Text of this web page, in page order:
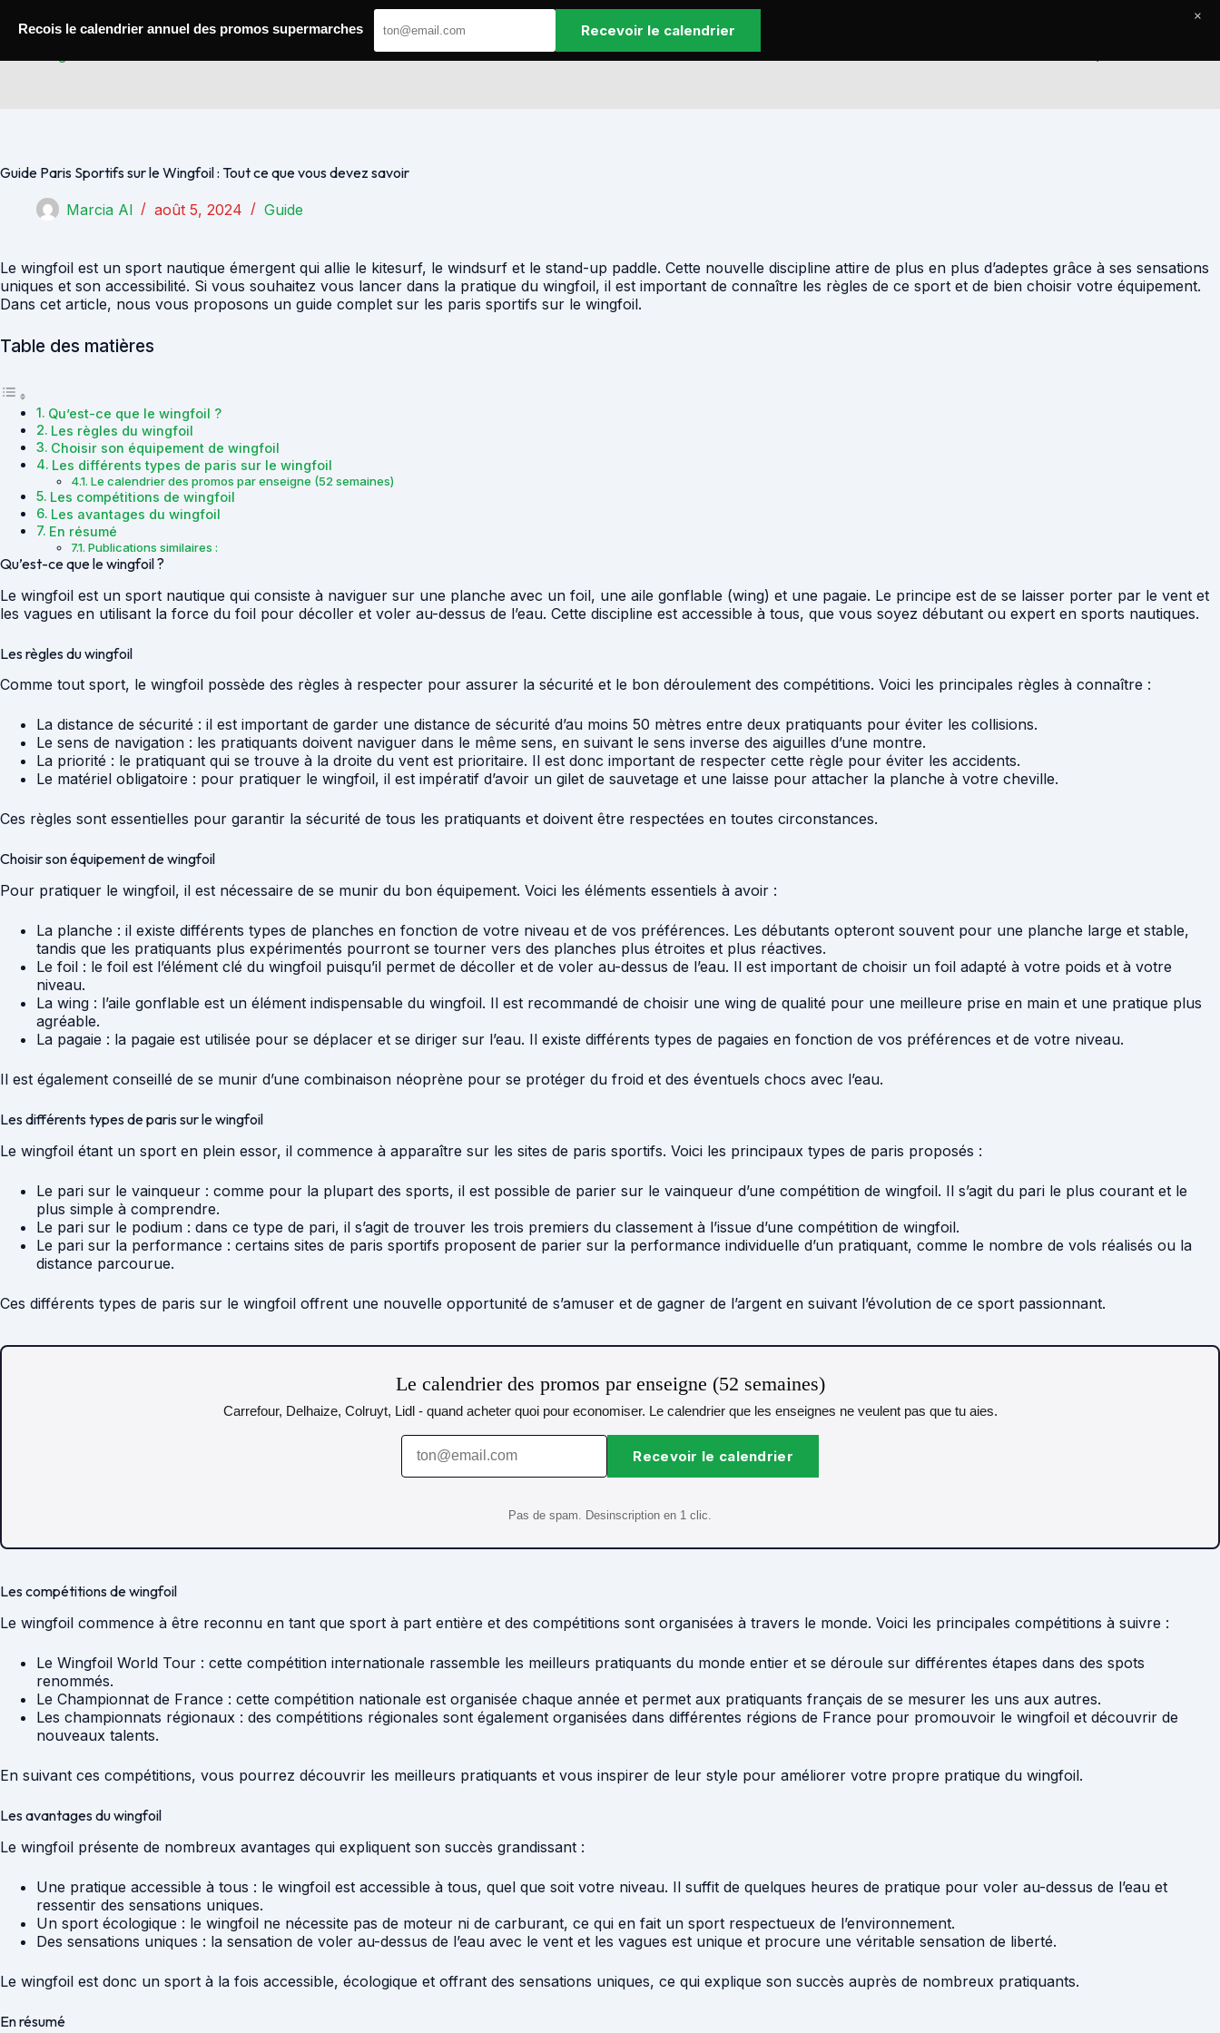
Guide Paris Sportifs sur le Wingfoil : Tout ce que vous devez savoir
Marcia Al août 5, 2024 Guide
Le wingfoil est un sport nautique émergent qui allie le kitesurf, le windsurf et le stand-up paddle. Cette nouvelle discipline attire de plus en plus d’adeptes grâce à ses sensations
uniques et son accessibilité. Si vous souhaitez vous lancer dans la pratique du wingfoil, il est important de connaître les règles de ce sport et de bien choisir votre équipement.
Dans cet article, nous vous proposons un guide complet sur les paris sportifs sur le wingfoil.
Table des matières
Qu’est-ce que le wingfoil ?
Les règles du wingfoil
Choisir son équipement de wingfoil
Les différents types de paris sur le wingfoil
Le calendrier des promos par enseigne (52 semaines)
Les compétitions de wingfoil
Les avantages du wingfoil
En résumé
Publications similaires :
Qu’est-ce que le wingfoil ?
Le wingfoil est un sport nautique qui consiste à naviguer sur une planche avec un foil, une aile gonflable (wing) et une pagaie. Le principe est de se laisser porter par le vent et
les vagues en utilisant la force du foil pour décoller et voler au-dessus de l’eau. Cette discipline est accessible à tous, que vous soyez débutant ou expert en sports nautiques.
Les règles du wingfoil
Comme tout sport, le wingfoil possède des règles à respecter pour assurer la sécurité et le bon déroulement des compétitions. Voici les principales règles à connaître :
La distance de sécurité : il est important de garder une distance de sécurité d’au moins 50 mètres entre deux pratiquants pour éviter les collisions.
Le sens de navigation : les pratiquants doivent naviguer dans le même sens, en suivant le sens inverse des aiguilles d’une montre.
La priorité : le pratiquant qui se trouve à la droite du vent est prioritaire. Il est donc important de respecter cette règle pour éviter les accidents.
Le matériel obligatoire : pour pratiquer le wingfoil, il est impératif d’avoir un gilet de sauvetage et une laisse pour attacher la planche à votre cheville.
Ces règles sont essentielles pour garantir la sécurité de tous les pratiquants et doivent être respectées en toutes circonstances.
Choisir son équipement de wingfoil
Pour pratiquer le wingfoil, il est nécessaire de se munir du bon équipement. Voici les éléments essentiels à avoir :
La planche : il existe différents types de planches en fonction de votre niveau et de vos préférences. Les débutants opteront souvent pour une planche large et stable,
tandis que les pratiquants plus expérimentés pourront se tourner vers des planches plus étroites et plus réactives.
Le foil : le foil est l’élément clé du wingfoil puisqu’il permet de décoller et de voler au-dessus de l’eau. Il est important de choisir un foil adapté à votre poids et à votre
niveau.
La wing : l’aile gonflable est un élément indispensable du wingfoil. Il est recommandé de choisir une wing de qualité pour une meilleure prise en main et une pratique plus
agréable.
La pagaie : la pagaie est utilisée pour se déplacer et se diriger sur l’eau. Il existe différents types de pagaies en fonction de vos préférences et de votre niveau.
Il est également conseillé de se munir d’une combinaison néoprène pour se protéger du froid et des éventuels chocs avec l’eau.
Les différents types de paris sur le wingfoil
Le wingfoil étant un sport en plein essor, il commence à apparaître sur les sites de paris sportifs. Voici les principaux types de paris proposés :
Le pari sur le vainqueur : comme pour la plupart des sports, il est possible de parier sur le vainqueur d’une compétition de wingfoil. Il s’agit du pari le plus courant et le
plus simple à comprendre.
Le pari sur le podium : dans ce type de pari, il s’agit de trouver les trois premiers du classement à l’issue d’une compétition de wingfoil.
Le pari sur la performance : certains sites de paris sportifs proposent de parier sur la performance individuelle d’un pratiquant, comme le nombre de vols réalisés ou la
distance parcourue.
Ces différents types de paris sur le wingfoil offrent une nouvelle opportunité de s’amuser et de gagner de l’argent en suivant l’évolution de ce sport passionnant.
Le calendrier des promos par enseigne (52 semaines)
Carrefour, Delhaize, Colruyt, Lidl - quand acheter quoi pour economiser. Le calendrier que les enseignes ne veulent pas que tu aies.
Recevoir le calendrier
Pas de spam. Desinscription en 1 clic.
Les compétitions de wingfoil
Le wingfoil commence à être reconnu en tant que sport à part entière et des compétitions sont organisées à travers le monde. Voici les principales compétitions à suivre :
Le Wingfoil World Tour : cette compétition internationale rassemble les meilleurs pratiquants du monde entier et se déroule sur différentes étapes dans des spots
renommés.
Le Championnat de France : cette compétition nationale est organisée chaque année et permet aux pratiquants français de se mesurer les uns aux autres.
Les championnats régionaux : des compétitions régionales sont également organisées dans différentes régions de France pour promouvoir le wingfoil et découvrir de
nouveaux talents.
En suivant ces compétitions, vous pourrez découvrir les meilleurs pratiquants et vous inspirer de leur style pour améliorer votre propre pratique du wingfoil.
Les avantages du wingfoil
Le wingfoil présente de nombreux avantages qui expliquent son succès grandissant :
Une pratique accessible à tous : le wingfoil est accessible à tous, quel que soit votre niveau. Il suffit de quelques heures de pratique pour voler au-dessus de l’eau et
ressentir des sensations uniques.
Un sport écologique : le wingfoil ne nécessite pas de moteur ni de carburant, ce qui en fait un sport respectueux de l’environnement.
Des sensations uniques : la sensation de voler au-dessus de l’eau avec le vent et les vagues est unique et procure une véritable sensation de liberté.
Le wingfoil est donc un sport à la fois accessible, écologique et offrant des sensations uniques, ce qui explique son succès auprès de nombreux pratiquants.
En résumé
Recois le calendrier annuel des promos supermarches Recevoir le calendrier
×